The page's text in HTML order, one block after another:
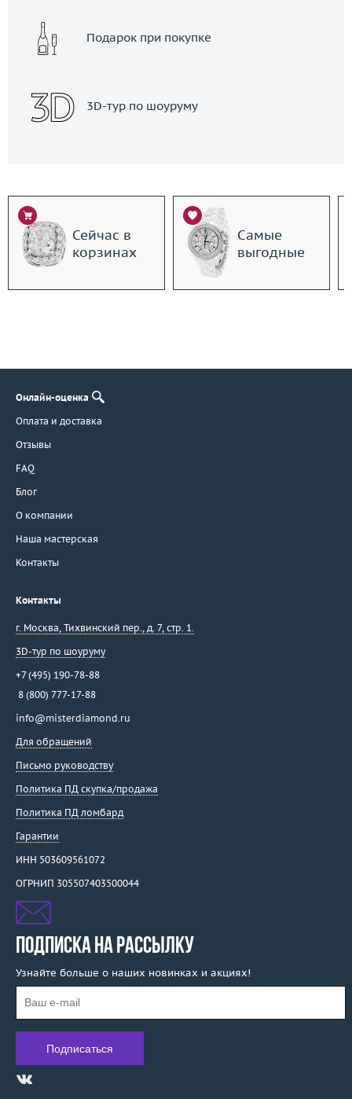
Подарок при покупке
3D-тур по шоуруму
Сейчас в
корзинах
Самые
выгодные
Онлайн-оценка
Оплата и доставка
Отзывы
FAQ
Блог
О компании
Наша мастерская
Контакты
Контакты
г. Москва Тихвинский пер., д. 7, стр. 1.
3D-тур по шоуруму
+7 (495) 190-78-88
8 (800) 777-17-88
info@misterdiamond.ru
Для обращений
Письмо руководству
Политика ПД скупка/продажа
Политика ПД ломбард
Гарантии
ИНН 503609561072
ОГРНИП 305507403500044
ПОДПИСКА НА РАССЫЛКУ
Узнайте больше о наших новинках и акциях!